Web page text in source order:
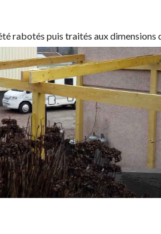
rabotés puis traités aux dimensions